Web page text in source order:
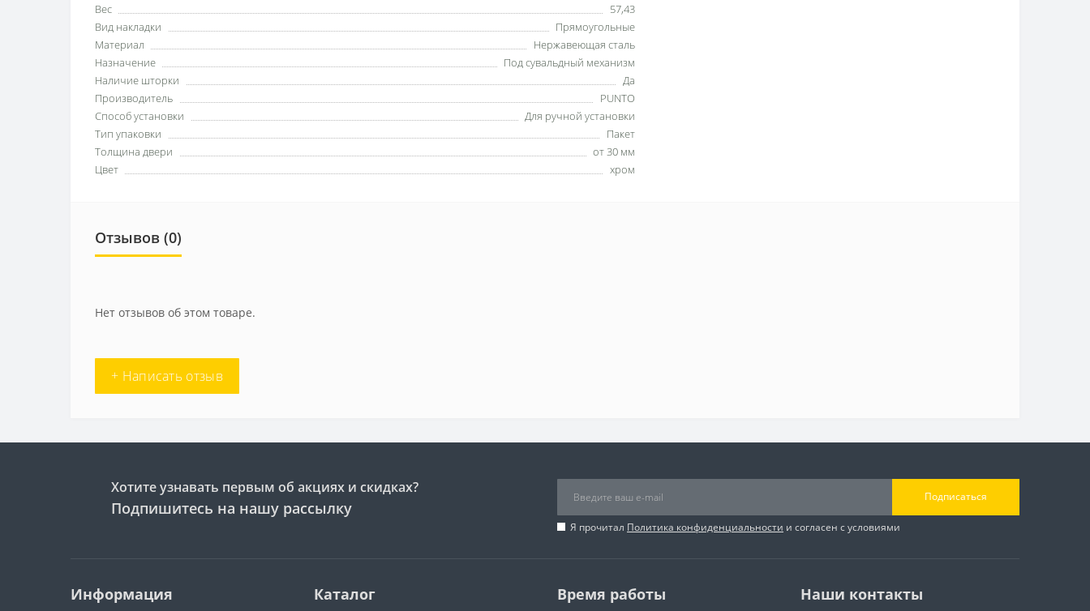
Вес
57,43
Вид накладки
Прямоугольные
Материал
Нержавеющая сталь
Назначение
Под сувальдный механизм
Наличие шторки
Да
Производитель
PUNTO
Способ установки
Для ручной установки
Тип упаковки
Пакет
Толщина двери
от 30 мм
Цвет
хром
Отзывов (0)
Нет отзывов об этом товаре.
+ Написать отзыв
Хотите узнавать первым об акциях и скидках?
Подпишитесь на нашу рассылку
Подписаться
Я прочитал Политика конфиденциальности и согласен с условиями
Информация Каталог Время работы Наши контакты